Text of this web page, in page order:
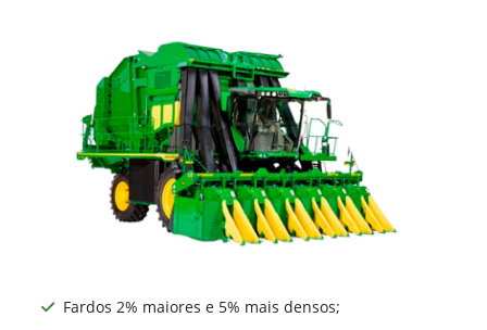
Fardos 2% maiores e 5% mais densos;